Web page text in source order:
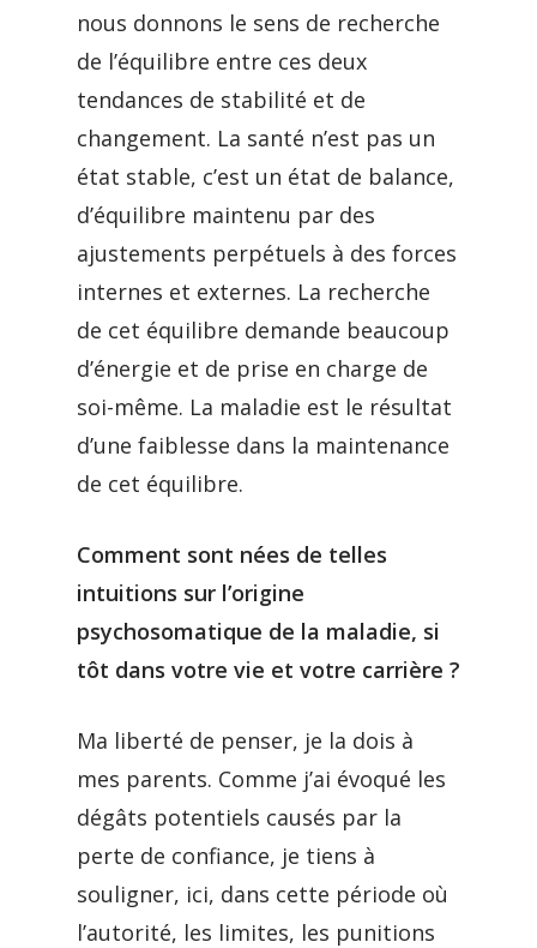
nous donnons le sens de recherche
de l’équilibre entre ces deux
tendances de stabilité et de
changement. La santé n’est pas un
état stable, c’est un état de balance,
d’équilibre maintenu par des
ajustements perpétuels à des forces
internes et externes. La recherche
de cet équilibre demande beaucoup
d’énergie et de prise en charge de
soi-même. La maladie est le résultat
d’une faiblesse dans la maintenance
de cet équilibre.
Comment sont nées de telles
intuitions sur l’origine
psychosomatique de la maladie, si
tôt dans votre vie et votre carrière ?
Ma liberté de penser, je la dois à
mes parents. Comme j’ai évoqué les
dégâts potentiels causés par la
perte de confiance, je tiens à
souligner, ici, dans cette période où
l’autorité, les limites, les punitions